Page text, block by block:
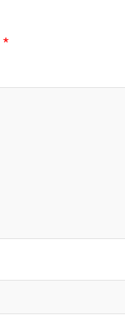
*